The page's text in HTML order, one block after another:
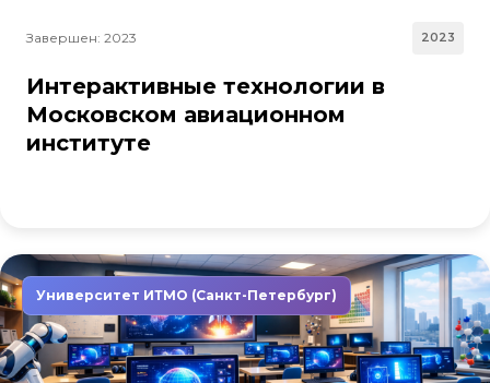
Завершен: 2023 2023
Интерактивные технологии в
Московском авиационном
институте
Университет ИТМО (Санкт-Петербург)